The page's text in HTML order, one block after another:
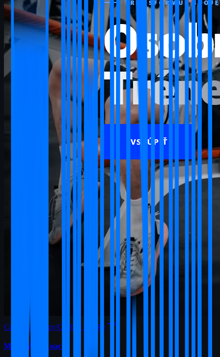
Coaching/Kurzy/Osobné značky
MatDWYL Coach